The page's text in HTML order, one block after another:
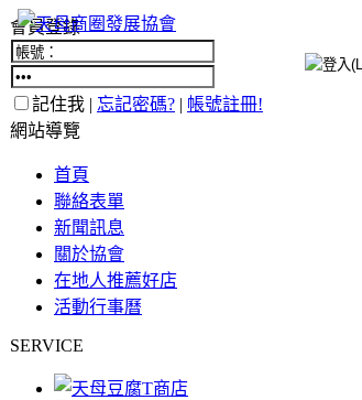
會員登錄
記住我 | 忘記密碼? | 帳號註冊!
網站導覽
首頁
聯絡表單
新聞訊息
關於協會
在地人推薦好店
活動行事曆
SERVICE